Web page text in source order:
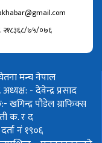
२१८३६८/७५/०७६
मन्च नेपाल
अध्यक्ष: - देवेन्द्र प्रसाद
खगिन्द्र पौडेलग्राफिक्स
क. र द
नं १९०६